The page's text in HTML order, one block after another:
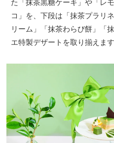
た「抹茶黒糖ケーキ」や「レ
コ」を、下段は「抹茶プラリ
リーム」「抹茶わらび餅」「
エ特製デザートを取り揃えます